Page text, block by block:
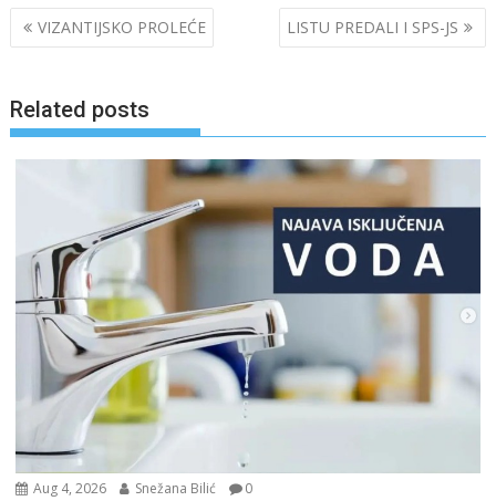
Post
navigation
VIZANTIJSKO PROLEĆE LISTU PREDALI I SPS-JS
Related posts
Aug 4, 2026 Snežana Bilić 0